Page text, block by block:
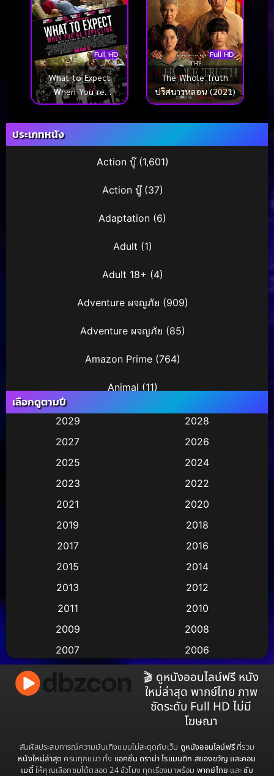
Full HD
What to Expect
When You re
Expecting (2012) เธอ
Full HD
The Whole Truth
ปริศนารูหลอน (2021)
ประเภทหนัง
Action บู๊(1,601)
Action บู๊(37)
Adaptation (6)
Adult (1)
Adult 18+ (4)
Adventure ผจญภัย (909)
Adventure ผจญภัย (85)
Amazon Prime(764)
Animal (11)
Animation การ์ตูน(248)
Based on a True Story สร้างจากเรื่องจริง (3)
Based on a True Story เรื่องจริง(78)
Based on a True Story เรื่องจริง(38)
Based on Novel(16)
เลือกดูตามปี
2029
2028
2027
2026
2025
2024
2023
2022
2021
2020
2019
2018
2017
2016
2015
2014
2013
2012
2011
2010
2009
2008
2007
2006
2005
2004
2003
2002
2000
1997
1996
🎬 ดูหนังออนไลน์ฟรี หนัง
ใหม่ล่าสุด พากย์ไทย ภาพ
ชัดระดับ Full HD ไม่มี
โฆษณา
สัมผัสประสบการณ์ความบันเทิงแบบไม่สะดุดกับเว็บ ดูหนังออนไลน์ฟรีที่รวม
หนังใหม่ล่าสุด ครบทุกแนว ทั้ง แอคชั่น ดราม่า โรแมนติก สยองขวัญ และคอม
เมดี้ ให้คุณเลือกชมได้ตลอด 24 ชั่วโมง ทุกเรื่องมาพร้อม พากย์ไทย และซับ